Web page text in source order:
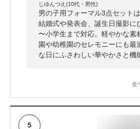
じゆんつえ(10代・男性)
男の子用フォーマル3点セット
結婚式や発表会、誕生日撮影
〜小学生まで対応。軽やかな
園や幼稚園のセレモニーにも
な日にふさわしい華やかさと
全
5